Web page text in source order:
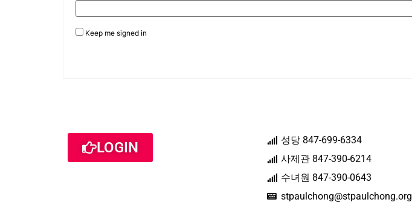
Keep me signed in
LOGIN
성당 847-699-6334
사제관 847-390-6214
수녀원 847-390-0643
stpaulchong@stpaulchong.org